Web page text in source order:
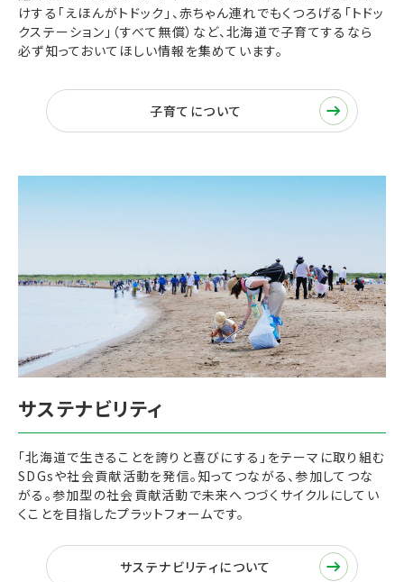
けする「えほんがトドック」、赤ちゃん連れでもくつろげる「トドッ
クステーション」（すべて無償）など、北海道で子育てするなら
必ず知っておいてほしい情報を集めています。
子育てについて
「北海道で生きることを誇りと喜びにする」をテーマに取り組む
SDGsや社会貢献活動を発信。知ってつながる、参加してつな
がる。参加型の社会貢献活動で未来へつづくサイクルにしてい
くことを目指したプラットフォームです。
サステナビリティについて